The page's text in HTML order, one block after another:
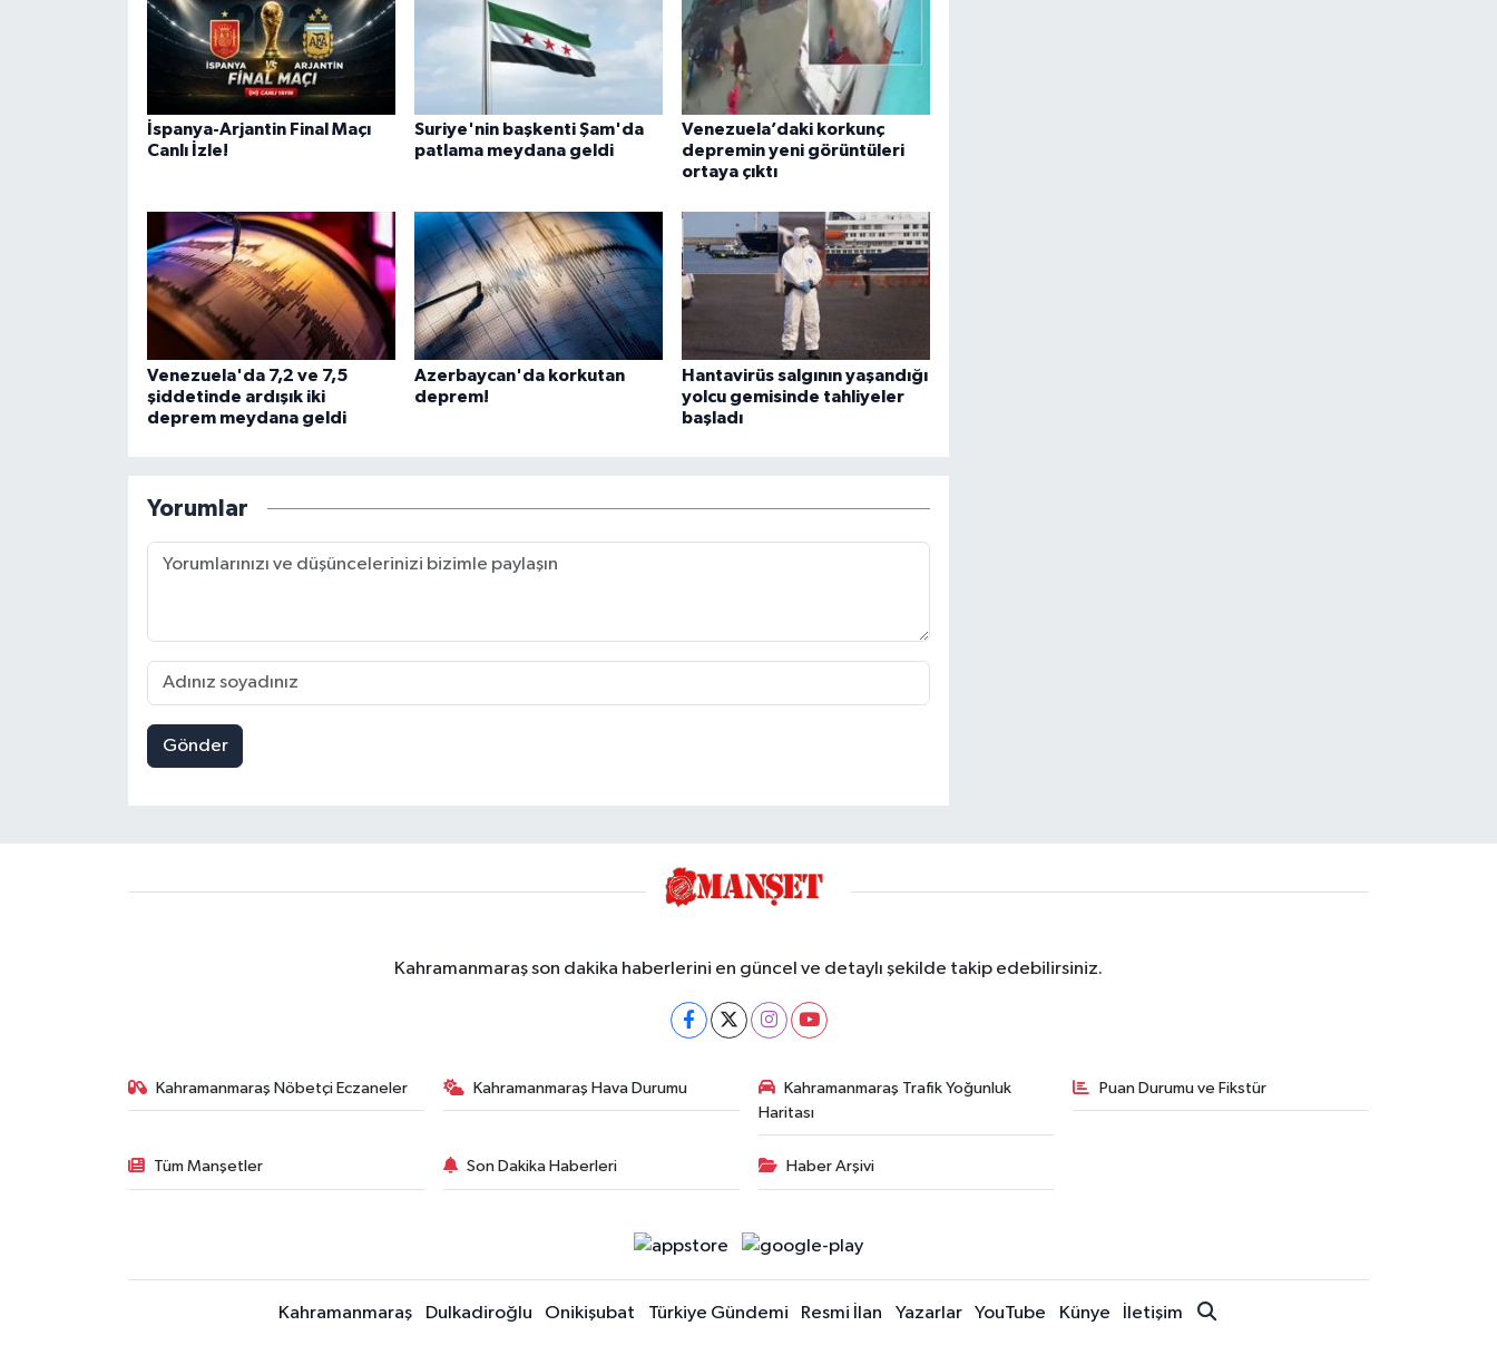
İspanya-Arjantin Final Maçı
Canlı İzle!
Suriye'nin başkenti Şam'da
patlama meydana geldi
Venezuela’daki korkunç
depremin yeni görüntüleri
ortaya çıktı
Venezuela'da 7,2 ve 7,5
şiddetinde ardışık iki
deprem meydana geldi
Azerbaycan'da korkutan
deprem!
Hantavirüs salgının yaşandığı
yolcu gemisinde tahliyeler
başladı
Yorumlar
Gönder
Kahramanmaraş son dakika haberlerini en güncel ve detaylı şekilde takip edebilirsiniz.
Kahramanmaraş Nöbetçi Eczaneler Kahramanmaraş Hava Durumu
Kahramanmaraş Trafik Yoğunluk
Haritası
Puan Durumu ve Fikstür
Tüm Manşetler Son Dakika Haberleri Haber Arşivi
Kahramanmaraş Dulkadiroğlu Onikişubat Türkiye Gündemi Resmi İlan Yazarlar YouTube Künye İletişim